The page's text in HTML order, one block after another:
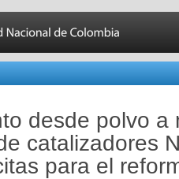
desde polvo a
catalizadores
para el